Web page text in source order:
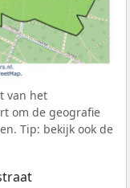
van het
om de geografie
Tip: bekijk ook de